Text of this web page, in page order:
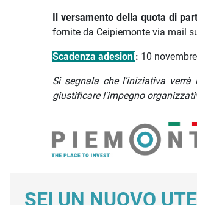
Il versamento della quota di
fornite da Ceipiemonte via mail
Scadenza adesioni: 10
Si segnala che l’iniziativa
giustificare l'impegno
SEI UN NUOVO